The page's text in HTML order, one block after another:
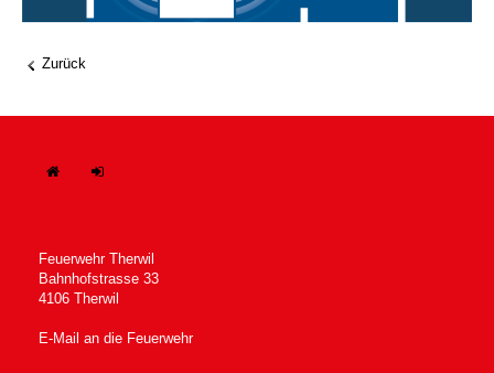
Zurück
Feuerwehr Therwil
Bahnhofstrasse 33
4106 Therwil
E-Mail an die Feuerwehr